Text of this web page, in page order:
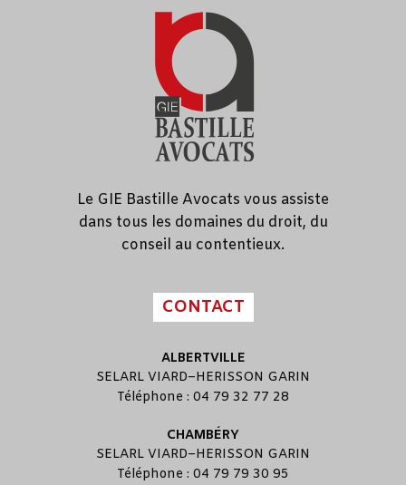
Le GIE Bastille Avocats vous assiste
dans tous les domaines du droit, du
conseil au contentieux.
CONTACT
ALBERTVILLE
SELARL VIARD–HERISSON GARIN
Téléphone : 04 79 32 77 28
CHAMBÉRY
SELARL VIARD–HERISSON GARIN
Téléphone : 04 79 79 30 95